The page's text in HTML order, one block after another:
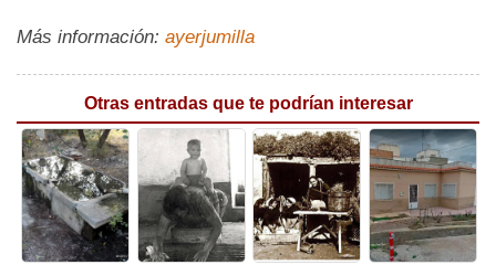
Más información: ayerjumilla
Otras entradas que te podrían interesar